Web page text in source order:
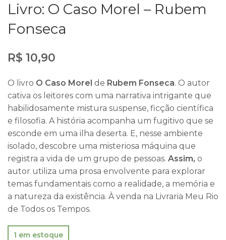
Livro: O Caso Morel – Rubem
Fonseca
R$ 10,90
O livro O Caso Morel de Rubem Fonseca. O autor
cativa os leitores com uma narrativa intrigante que
habilidosamente mistura suspense, ficção científica
e filosofia. A história acompanha um fugitivo que se
esconde em uma ilha deserta. E, nesse ambiente
isolado, descobre uma misteriosa máquina que
registra a vida de um grupo de pessoas. Assim, o
autor utiliza uma prosa envolvente para explorar
temas fundamentais como a realidade, a memória e
a natureza da existência. À venda na Livraria Meu Rio
de Todos os Tempos.
1 em estoque